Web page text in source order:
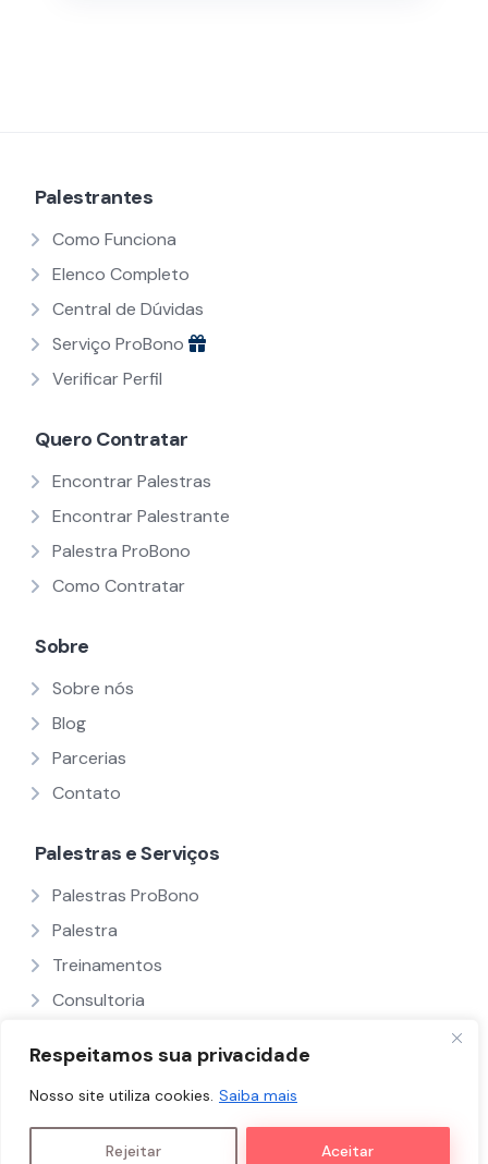
Respeitamos sua privacidade
Nosso site utiliza cookies. Saiba mais
Rejeitar Aceitar
Palestrantes
Como Funciona
Elenco Completo
Central de Dúvidas
Serviço ProBono
Verificar Perfil
Quero Contratar
Encontrar Palestras
Encontrar Palestrante
Palestra ProBono
Como Contratar
Sobre
Sobre nós
Blog
Parcerias
Contato
Palestras e Serviços
Palestras ProBono
Palestra
Treinamentos
Consultoria
Políticas e Termos Palestrantes